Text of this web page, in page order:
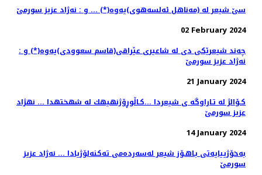
سێ شیعر له‌ (مەناهل ئەلسەهوی)یه‌وه‌(*) ... و : نه‌ژاد عزیز سورمێ
02 February 2024
چه‌ند شیعرێكی دی له‌ شاعیری عێراقی(قاسم سعوودی)یه‌وه‌(*) و :
نه‌ژاد عزیز سورمێ
21 January 2024
كـۆالژ له تـاراوگه ی شیعردا ...كـاڵوڕۆژنهیهك له شهختهدا ... نهژاد
عزیز سورمێ
14 January 2024
به‌خۆژییایه‌تی بـاهـۆز شیعر له‌سه‌رده‌می ته‌كنه‌لۆژیادا ... نه‌ژاد عزیز
سورمێ